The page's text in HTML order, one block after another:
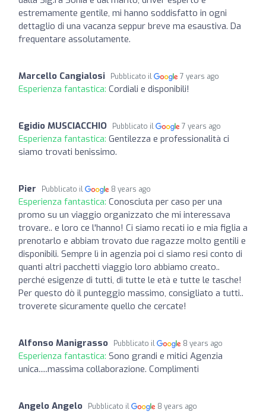
estremamente gentile, mi hanno soddisfatto in ogni
dettaglio di una vacanza seppur breve ma esaustiva. Da
frequentare assolutamente.
Marcello Cangialosi Pubblicato il 7 years ago
Esperienza fantastica: Cordiali e disponibili!
Egidio MUSCIACCHIO Pubblicato il 7 years ago
Esperienza fantastica: Gentilezza e professionalità ci
siamo trovati benissimo.
Pier Pubblicato il 8 years ago
Esperienza fantastica: Conosciuta per caso per una
promo su un viaggio organizzato che mi interessava
trovare.. e loro ce l'hanno! Ci siamo recati io e mia figlia a
prenotarlo e abbiam trovato due ragazze molto gentili e
disponibili. Sempre lì in agenzia poi ci siamo resi conto di
quanti altri pacchetti viaggio loro abbiamo creato..
perché esigenze di tutti, di tutte le età e tutte le tasche!
Per questo dò il punteggio massimo, consigliato a tutti..
troverete sicuramente quello che cercate!
Alfonso Manigrasso Pubblicato il 8 years ago
Esperienza fantastica: Sono grandi e mitici Agenzia
unica.....massima collaborazione. Complimenti
Angelo Angelo Pubblicato il 8 years ago